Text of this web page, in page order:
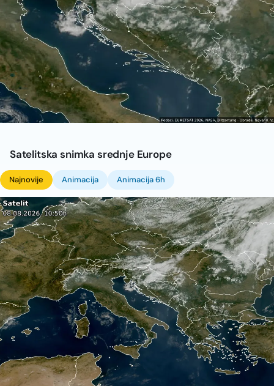
Satelitska snimka srednje Europe
Najnovije Animacija Animacija 6h